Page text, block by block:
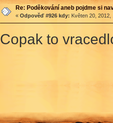
Re: Poděkování aneb pojdme si
« Odpověď #926 kdy: Květen 20, 2012,
Copak to